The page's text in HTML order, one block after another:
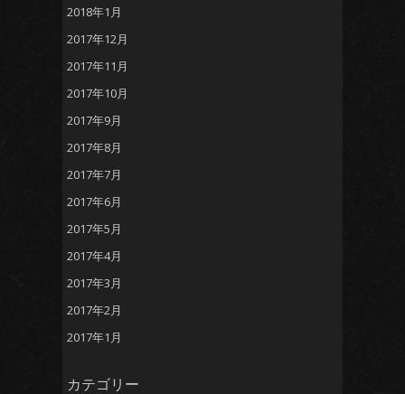
2018年1月
2017年12月
2017年11月
2017年10月
2017年9月
2017年8月
2017年7月
2017年6月
2017年5月
2017年4月
2017年3月
2017年2月
2017年1月
カテゴリー